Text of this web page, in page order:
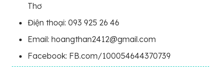
Thơ
Điện thoại: 093 925 26 46
Email: hoangthan2412@gmail.com
Facebook: FB.com/100054644370739